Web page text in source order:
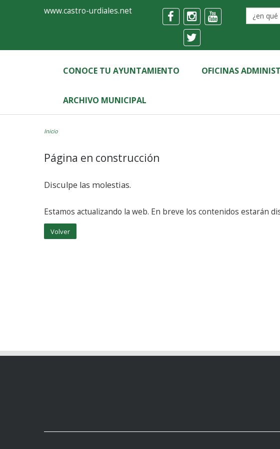
FormularioAyuntamiento
Castro-
Urdiales
www.castro-urdiales.net
CONOCE TU AYUNTAMIENTO OFICINAS
ARCHIVO MUNICIPAL
Inicio
Página en construcción
Disculpe las molestias.
Estamos actualizando la web. En breve los contenidos
Volver